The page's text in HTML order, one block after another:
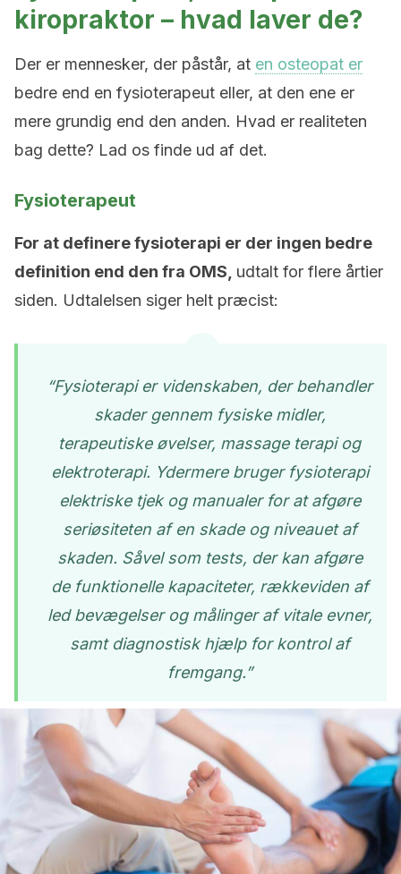
kiropraktor – hvad laver de?
Der er mennesker, der påstår, at en osteopat er
bedre end en fysioterapeut eller, at den ene er
mere grundig end den anden. Hvad er realiteten
bag dette? Lad os finde ud af det.
Fysioterapeut
For at definere fysioterapi er der ingen bedre
definition end den fra OMS, udtalt for flere årtier
siden. Udtalelsen siger helt præcist:
“Fysioterapi er videnskaben, der behandler
skader gennem fysiske midler,
terapeutiske øvelser, massage terapi og
elektroterapi. Ydermere bruger fysioterapi
elektriske tjek og manualer for at afgøre
seriøsiteten af en skade og niveauet af
skaden. Såvel som tests, der kan afgøre
de funktionelle kapaciteter, rækkeviden af
led bevægelser og målinger af vitale evner,
samt diagnostisk hjælp for kontrol af
fremgang.”